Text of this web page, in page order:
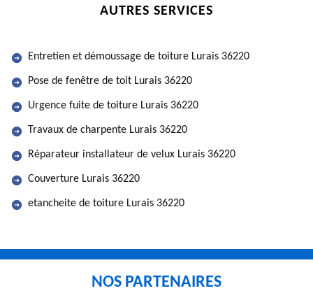
AUTRES SERVICES
Entretien et démoussage de toiture Lurais 36220
Pose de fenêtre de toit Lurais 36220
Urgence fuite de toiture Lurais 36220
Travaux de charpente Lurais 36220
Réparateur installateur de velux Lurais 36220
Couverture Lurais 36220
etancheite de toiture Lurais 36220
NOS PARTENAIRES